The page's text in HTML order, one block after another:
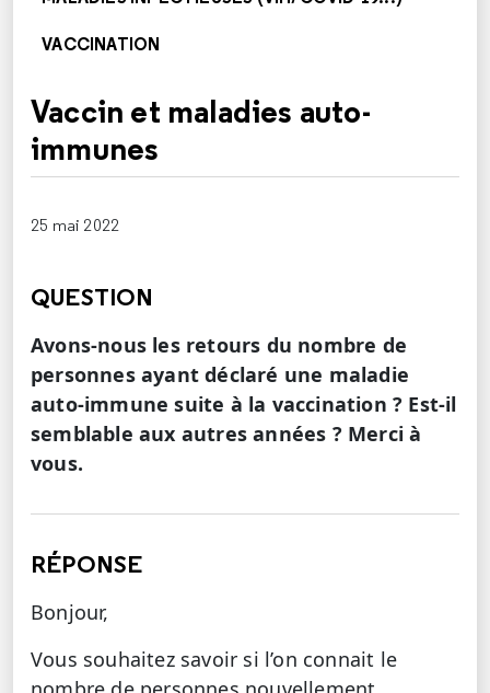
VACCINATION
Vaccin et maladies auto-
immunes
25 mai 2022
QUESTION
Avons-nous les retours du nombre de
personnes ayant déclaré une maladie
auto-immune suite à la vaccination ? Est-il
semblable aux autres années ? Merci à
vous.
RÉPONSE
Bonjour,
Vous souhaitez savoir si l’on connait le